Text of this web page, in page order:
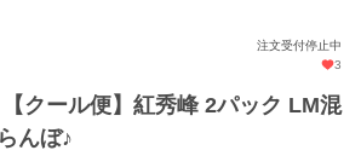
注文受付停止中
3
クール便】紅秀峰 2パック LM混
んぼ♪